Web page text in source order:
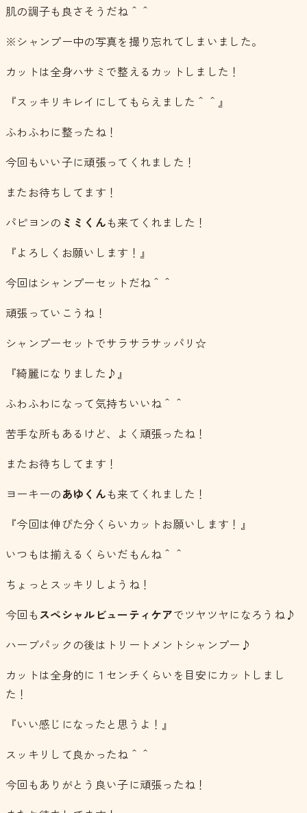
肌の調子も良さそうだね＾＾
※シャンプー中の写真を撮り忘れてしまいました。
カットは全身ハサミで整えるカットしました！
『スッキリキレイにしてもらえました＾＾』
ふわふわに整ったね！
今回もいい子に頑張ってくれました！
またお待ちしてます！
パピヨンの ミミくんも来てくれました！
『よろしくお願いします！』
今回はシャンプーセットだね＾＾
頑張っていこうね！
シャンプーセットでサラサラサッパリ☆
『綺麗になりました♪』
ふわふわになって気持ちいいね＾＾
苦手な所もあるけど、よく頑張ったね！
またお待ちしてます！
ヨーキーのあゆくんも来てくれました！
『今回は伸びた分くらいカットお願いします！』
いつもは揃えるくらいだもんね＾＾
ちょっとスッキリしようね！
今回もスペシャルビューティケアでツヤツヤになろうね♪
ハーブパックの後はトリートメントシャンプー♪
カットは全身的に１センチくらいを目安にカットしまし
た！
『いい感じになったと思うよ！』
スッキリして良かったね＾＾
今回もありがとう良い子に頑張ったね！